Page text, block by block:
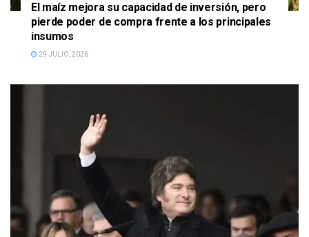
El maíz mejora su capacidad de inversión, pero
pierde poder de compra frente a los principales
insumos
29 JULIO, 2026